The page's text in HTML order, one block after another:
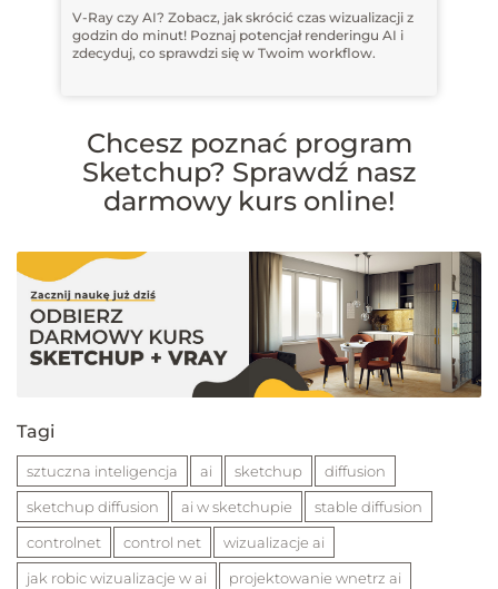
V-Ray czy AI? Zobacz, jak skrócić czas wizualizacji z
godzin do minut! Poznaj potencjał renderingu AI i
zdecyduj, co sprawdzi się w Twoim workflow.
Chcesz poznać program
Sketchup? Sprawdź nasz
darmowy kurs online!
Tagi
sztuczna inteligencja ai sketchup
diffusion
sketchup diffusion
ai w sketchupie
stable diffusion
controlnet
control net
wizualizacje ai
jak robic wizualizacje w ai
projektowanie wnetrz ai